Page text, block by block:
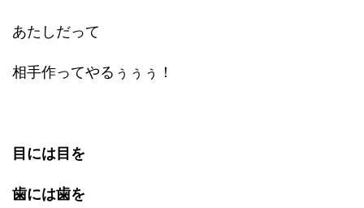
あたしだって
相手作ってやるぅぅぅ！
目には目を
歯には歯を